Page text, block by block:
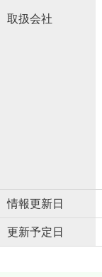
取扱会社
情報更新日
更新予定日